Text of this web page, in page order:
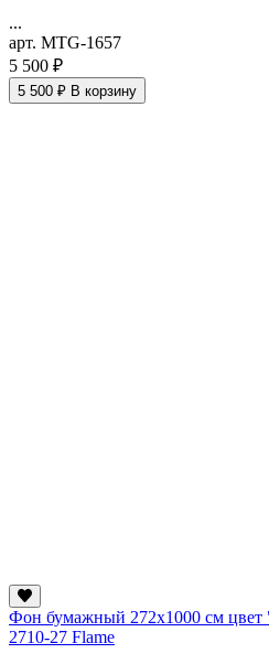
...
арт. MTG-1657
5 500 ₽
5 500 ₽ В корзину
Фон бумажный 272х1000 см
2710-27 Flame